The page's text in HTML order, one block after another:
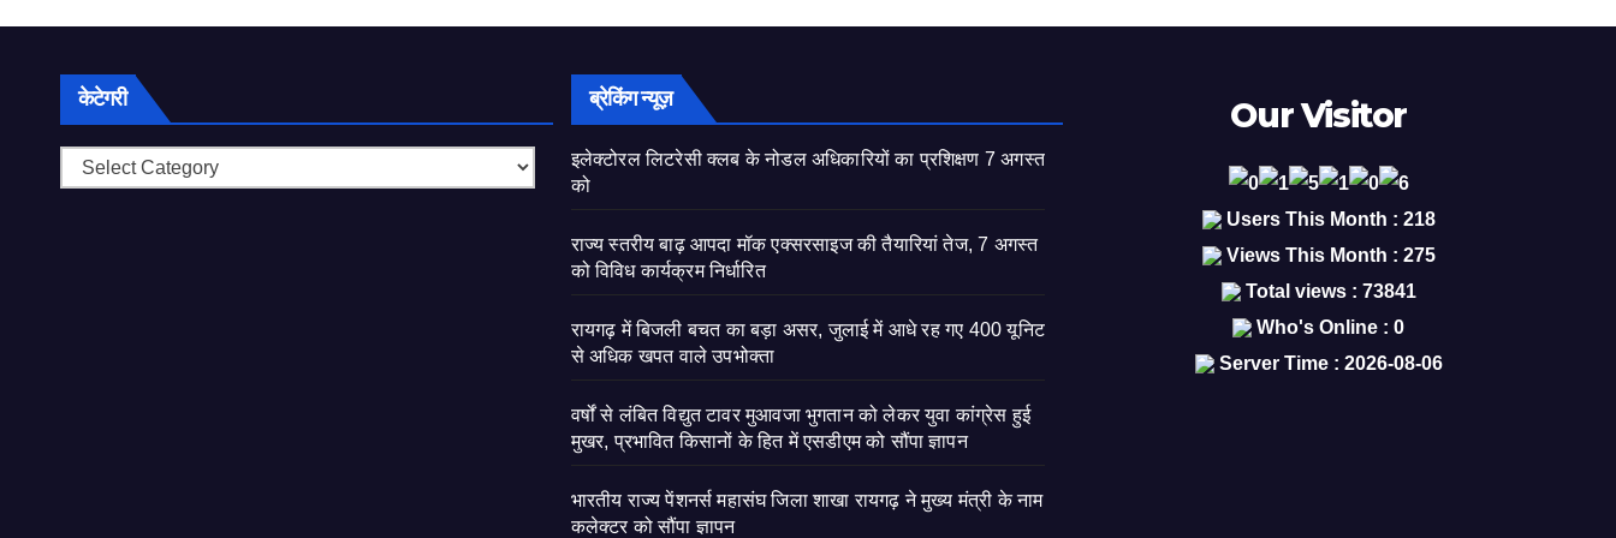
केटेगरी
केटेगरी
ब्रेकिंग न्यूज़
इलेक्टोरल लिटरेसी क्लब के नोडल अधिकारियों का प्रशिक्षण 7 अगस्त
को
राज्य स्तरीय बाढ़ आपदा मॉक एक्सरसाइज की तैयारियां तेज, 7 अगस्त
को विविध कार्यक्रम निर्धारित
रायगढ़ में बिजली बचत का बड़ा असर, जुलाई में आधे रह गए 400 यूनिट
से अधिक खपत वाले उपभोक्ता
वर्षों से लंबित विद्युत टावर मुआवजा भुगतान को लेकर युवा कांग्रेस हुई
मुखर, प्रभावित किसानों के हित में एसडीएम को सौंपा ज्ञापन
भारतीय राज्य पेंशनर्स महासंघ जिला शाखा रायगढ़ ने मुख्य मंत्री के नाम
कलेक्टर को सौंपा ज्ञापन
Our Visitor
Users This Month : 218
Views This Month : 275
Total views : 73841
Who's Online : 0
Server Time : 2026-08-06